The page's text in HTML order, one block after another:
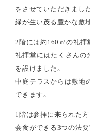
をさせていただきました
緑が生い茂る豊かな敷
2階には約160㎡の礼拝
礼拝堂にはたくさんの
を設けました。
中庭テラスからは敷地
できます。
1階は参拝に来られた
会食ができる3つの法要